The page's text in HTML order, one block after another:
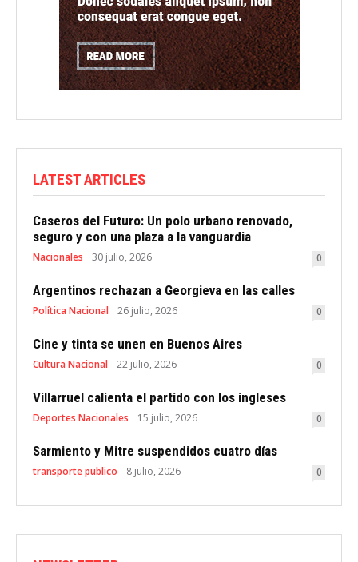
LATEST ARTICLES
Caseros del Futuro: Un polo urbano renovado,
seguro y con una plaza a la vanguardia
Nacionales 30 julio, 2026 0
Argentinos rechazan a Georgieva en las calles
Política Nacional 26 julio, 2026 0
Cine y tinta se unen en Buenos Aires
Cultura Nacional 22 julio, 2026 0
Villarruel calienta el partido con los ingleses
Deportes Nacionales 15 julio, 2026 0
Sarmiento y Mitre suspendidos cuatro días
transporte publico 8 julio, 2026 0